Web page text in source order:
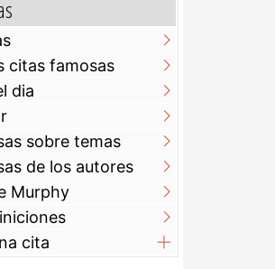
citas famosas
dia
sobre temas
de los autores
Murphy
cita